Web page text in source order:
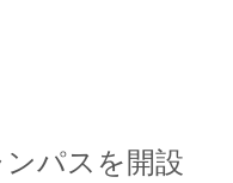
ンパスを開設